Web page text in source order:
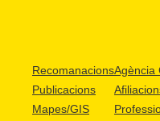
Recomanacions
Publicacions
Mapes/GIS
Agència